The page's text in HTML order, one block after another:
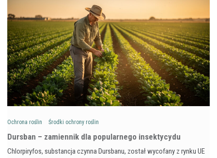
Ochrona roślin Środki ochrony roślin
Dursban – zamiennik dla popularnego insektycydu
Chlorpiryfos, substancja czynna Dursbanu, został wycofany z rynku UE